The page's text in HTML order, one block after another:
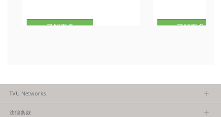
了解更多 了解更多
TVU Networks
法律条款